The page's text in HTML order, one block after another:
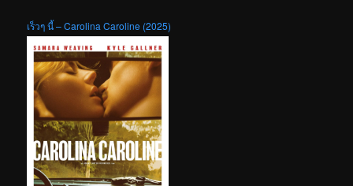
เร็วๆ นี้ – Carolina Caroline (2025)